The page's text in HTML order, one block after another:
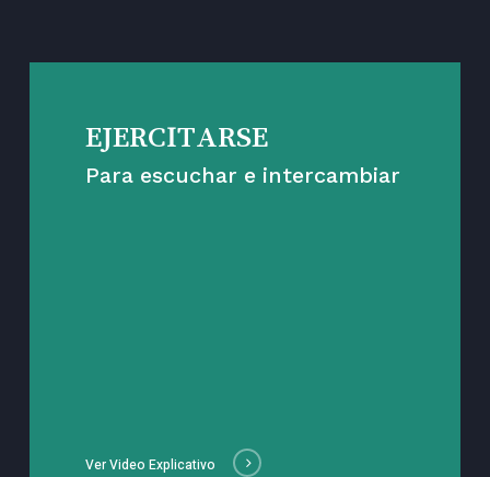
EJERCITARSE
Para escuchar e intercambiar
Ver Video Explicativo